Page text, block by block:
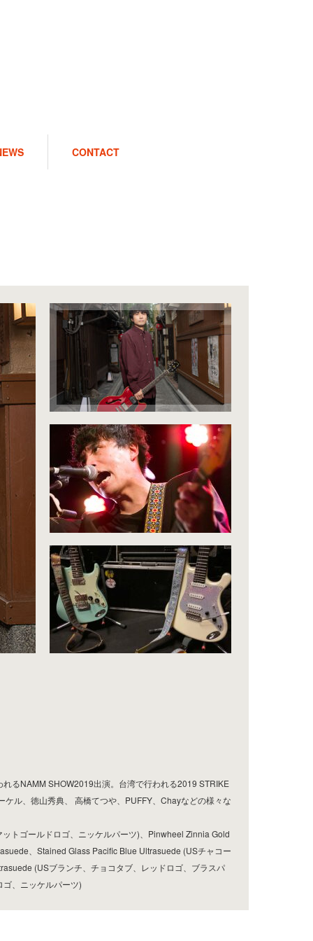
CONTACT
るNAMM SHOW2019出演。台湾で行われる2019 STRIKE
ル、徳山秀典、 高橋てつや、PUFFY、Chayなどの様々な
トゴールドロゴ、ニッケルパーツ)、Pinwheel Zinnia Gold
、Stained Glass Pacific Blue Ultrasuede (USチャコー
(USブランチ、チョコタブ、レッドロゴ、ブラスパ
、ニッケルパーツ)